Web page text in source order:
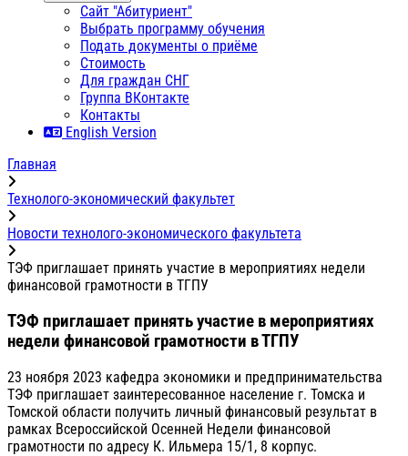
Сайт "Абитуриент"
Выбрать программу обучения
Подать документы о приёме
Стоимость
Для граждан СНГ
Группа ВКонтакте
Контакты
English Version
Главная
Технолого-экономический факультет
Новости технолого-экономического факультета
ТЭФ приглашает принять участие в мероприятиях недели
финансовой грамотности в ТГПУ
ТЭФ приглашает принять участие в мероприятиях
недели финансовой грамотности в ТГПУ
23 ноября 2023 кафедра экономики и предпринимательства
ТЭФ приглашает заинтересованное население г. Томска и
Томской области получить личный финансовый результат в
рамках Всероссийской Осенней Недели финансовой
грамотности по адресу К. Ильмера 15/1, 8 корпус.